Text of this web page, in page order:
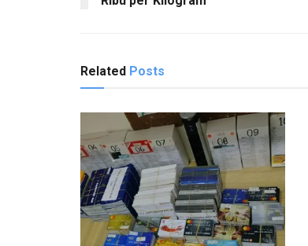
Related Posts